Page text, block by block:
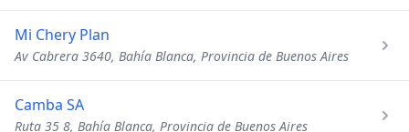
Mi Chery Plan
Av Cabrera 3640, Bahía Blanca, Provincia de Buenos Aires
Camba SA
Ruta 35 8, Bahía Blanca, Provincia de Buenos Aires